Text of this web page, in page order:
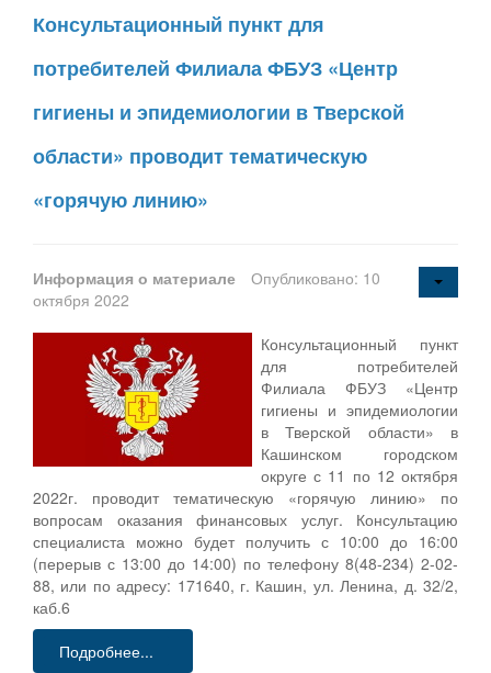
Консультационный пункт для
потребителей Филиала ФБУЗ «Центр
гигиены и эпидемиологии в Тверской
области» проводит тематическую
«горячую линию»
Информация о материале
Опубликовано: 10
октября 2022
Консультационный пункт
для потребителей
Филиала ФБУЗ «Центр
гигиены и эпидемиологии
в Тверской области» в
Кашинском городском
округе с 11 по 12 октября
2022г. проводит тематическую «горячую линию» по
вопросам оказания финансовых услуг. Консультацию
специалиста можно будет получить с 10:00 до 16:00
(перерыв с 13:00 до 14:00) по телефону 8(48-234) 2-02-
88, или по адресу: 171640, г. Кашин, ул. Ленина, д. 32/2,
каб.6
Подробнее...